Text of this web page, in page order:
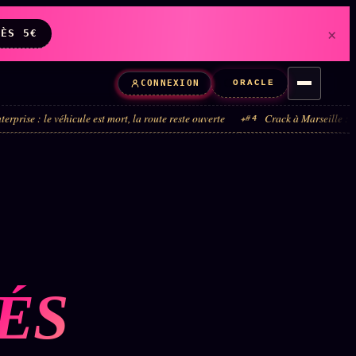
5€ ×
CONNEXION ORACLE
est mort, la route reste ouverte #4 Crack à Marseille : la boucle